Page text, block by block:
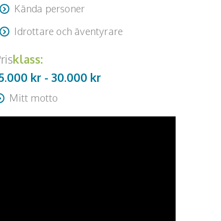
Kända personer
Idrottare och äventyrare
klass:
kr -30.000 kr
Mitt motto
du eller överlever du livet?”